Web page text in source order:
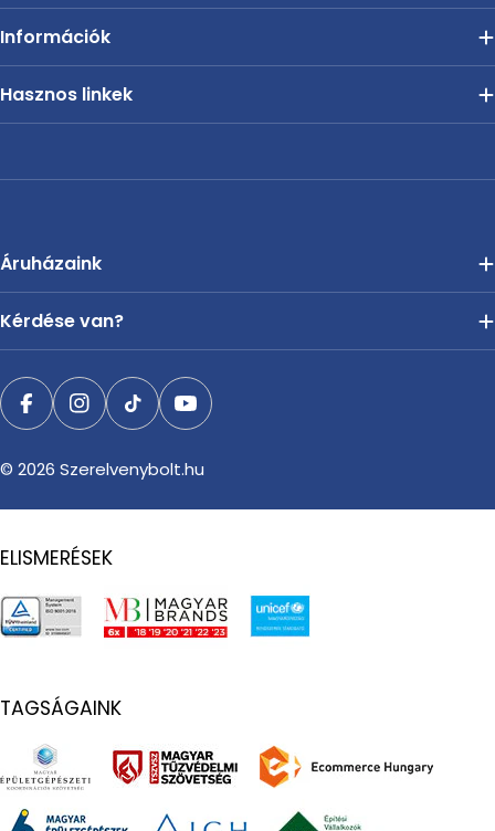
Információk
Hasznos linkek
Áruházaink
Kérdése van?
FacebookInstagram
TikTokYouTube
© 2026 Szerelvenybolt.hu
ELISMERÉSEK
TAGSÁGAINK